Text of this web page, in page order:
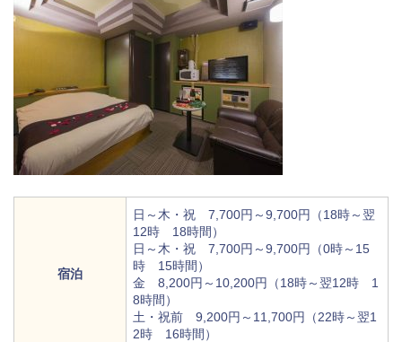
宿泊
日～木・祝 7,700円～9,700円（18時～翌
12時 18時間）
日～木・祝 7,700円～9,700円（0時～15
時 15時間）
金 8,200円～10,200円（18時～翌12時 1
8時間）
土・祝前 9,200円～11,700円（22時～翌1
2時 16時間）